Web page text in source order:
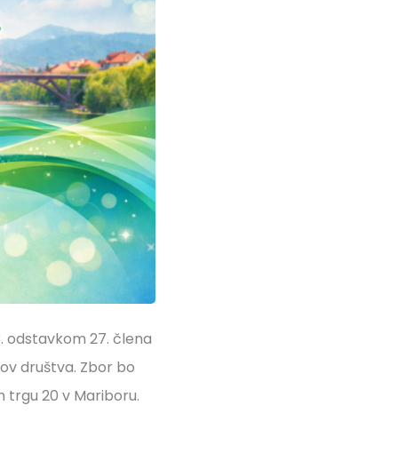
odstavkom 27. člena
društva. Zbor bo
trgu 20 v Mariboru.